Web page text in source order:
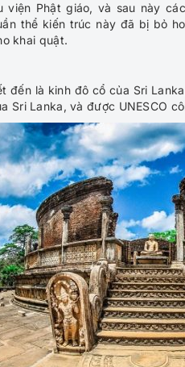
Phật giáo, và sau này
thể kiến trúc này đã bị bỏ
khai quật.
đến là kinh đô cổ của Sri
Sri Lanka, và được UNESCO